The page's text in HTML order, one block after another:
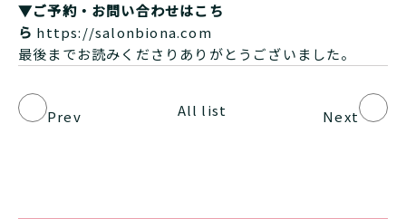
▼ご予約・お問い合わせはこち
ら https://salonbiona.com
最後までお読みくださりありがとうございました。
Prev All list Next